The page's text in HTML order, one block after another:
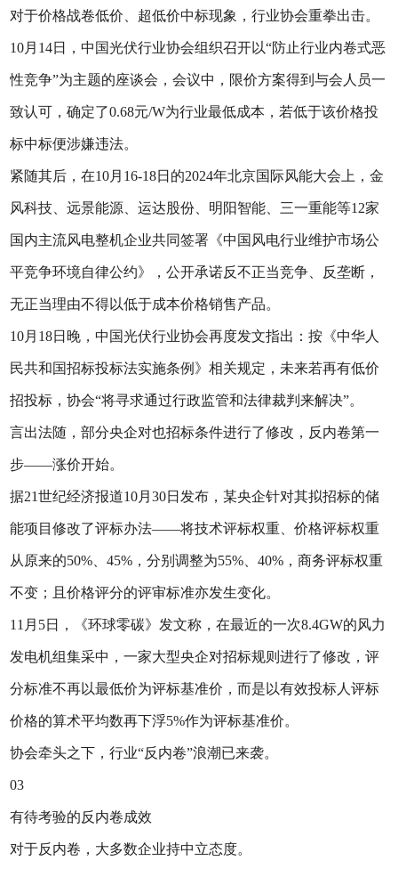
对于价格战卷低价、超低价中标现象，行业协会重拳出击。
10月14日，中国光伏行业协会组织召开以“防止行业内卷式恶
性竞争”为主题的座谈会，会议中，限价方案得到与会人员一
致认可，确定了0.68元/W为行业最低成本，若低于该价格投
标中标便涉嫌违法。
紧随其后，在10月16-18日的2024年北京国际风能大会上，金
风科技、远景能源、运达股份、明阳智能、三一重能等12家
国内主流风电整机企业共同签署《中国风电行业维护市场公
平竞争环境自律公约》，公开承诺反不正当竞争、反垄断，
无正当理由不得以低于成本价格销售产品。
10月18日晚，中国光伏行业协会再度发文指出：按《中华人
民共和国招标投标法实施条例》相关规定，未来若再有低价
招投标，协会“将寻求通过行政监管和法律裁判来解决”。
言出法随，部分央企对也招标条件进行了修改，反内卷第一
步——涨价开始。
据21世纪经济报道10月30日发布，某央企针对其拟招标的储
能项目修改了评标办法——将技术评标权重、价格评标权重
从原来的50%、45%，分别调整为55%、40%，商务评标权重
不变；且价格评分的评审标准亦发生变化。
11月5日，《环球零碳》发文称，在最近的一次8.4GW的风力
发电机组集采中，一家大型央企对招标规则进行了修改，评
分标准不再以最低价为评标基准价，而是以有效投标人评标
价格的算术平均数再下浮5%作为评标基准价。
协会牵头之下，行业“反内卷”浪潮已来袭。
03
有待考验的反内卷成效
对于反内卷，大多数企业持中立态度。